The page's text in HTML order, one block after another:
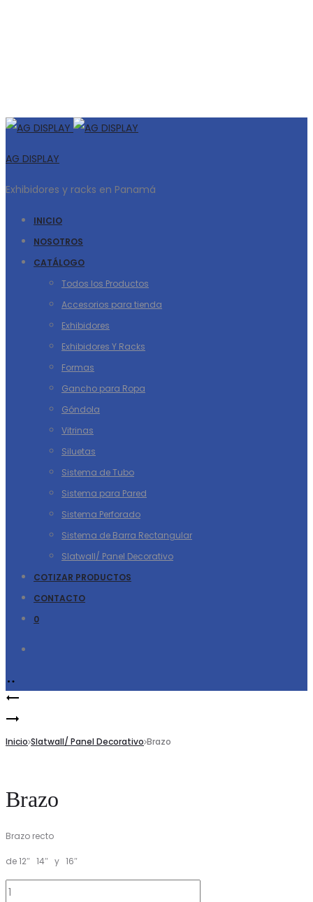
AG DISPLAY
Exhibidores y racks en Panamá
INICIO
NOSOTROS
CATÁLOGO
Todos los Productos
Accesorios para tienda
Exhibidores
Exhibidores Y Racks
Formas
Gancho para Ropa
Góndola
Vitrinas
Siluetas
Sistema de Tubo
Sistema para Pared
Sistema Perforado
Sistema de Barra Rectangular
Slatwall/ Panel Decorativo
COTIZAR PRODUCTOS
CONTACTO
0
Product
navigation
Brazo
Inicio Slatwall/ Panel Decorativo Brazo
Brazo
Brazo recto
de 12″ 14″ y 16″
Brazo